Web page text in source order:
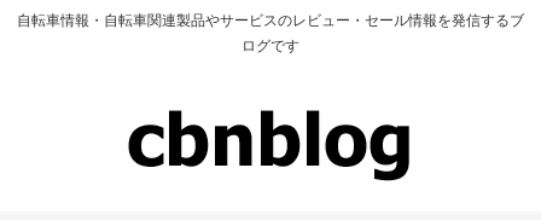
自転車情報・自転車関連製品やサービスのレビュー・セール情報を発信するブ
ログです